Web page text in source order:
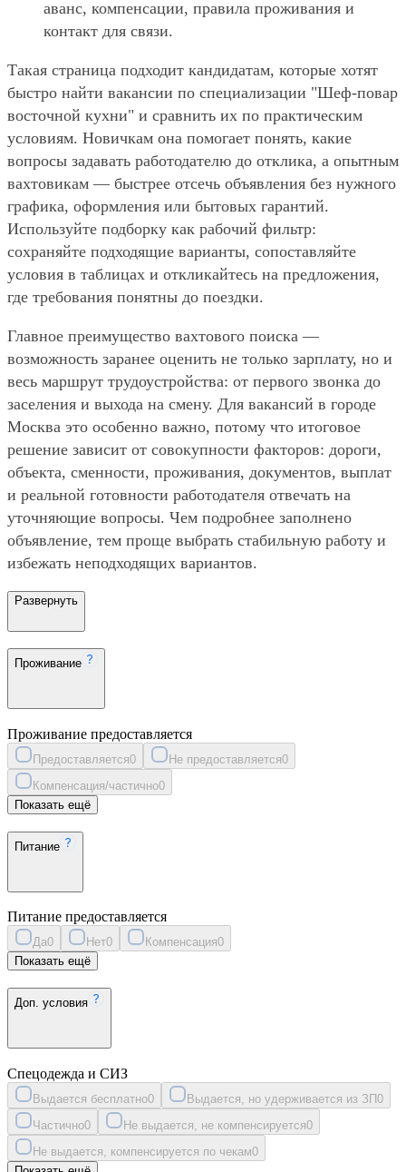
аванс, компенсации, правила проживания и
контакт для связи.
Такая страница подходит кандидатам, которые хотят
быстро найти вакансии по специализации "Шеф-повар
восточной кухни" и сравнить их по практическим
условиям. Новичкам она помогает понять, какие
вопросы задавать работодателю до отклика, а опытным
вахтовикам — быстрее отсечь объявления без нужного
графика, оформления или бытовых гарантий.
Используйте подборку как рабочий фильтр:
сохраняйте подходящие варианты, сопоставляйте
условия в таблицах и откликайтесь на предложения,
где требования понятны до поездки.
Главное преимущество вахтового поиска —
возможность заранее оценить не только зарплату, но и
весь маршрут трудоустройства: от первого звонка до
заселения и выхода на смену. Для вакансий в городе
Москва это особенно важно, потому что итоговое
решение зависит от совокупности факторов: дороги,
объекта, сменности, проживания, документов, выплат
и реальной готовности работодателя отвечать на
уточняющие вопросы. Чем подробнее заполнено
объявление, тем проще выбрать стабильную работу и
избежать неподходящих вариантов.
Развернуть
Проживание
Проживание предоставляется
Предоставляется0 Не предоставляется0
Компенсация/частично0
Показать ещё
Питание
Питание предоставляется
Да0 Нет0 Компенсация0
Показать ещё
Доп. условия
Спецодежда и СИЗ
Выдается бесплатно0 Выдается, но удерживается из ЗП0
Частично0 Не выдается, не компенсируется0
Не выдается, компенсируется по чекам0